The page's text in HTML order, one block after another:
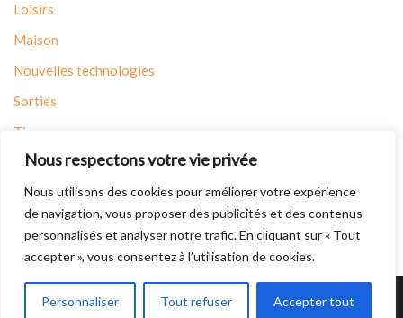
Nous respectons votre vie privée
Nous utilisons des cookies pour améliorer votre expérience
de navigation, vous proposer des publicités et des contenus
personnalisés et analyser notre trafic. En cliquant sur « Tout
accepter », vous consentez à l’utilisation de cookies.
Personnaliser Tout refuser Accepter tout
Loisirs
Maison
Nouvelles technologies
Sorties
Tips
Travaux
Voyages